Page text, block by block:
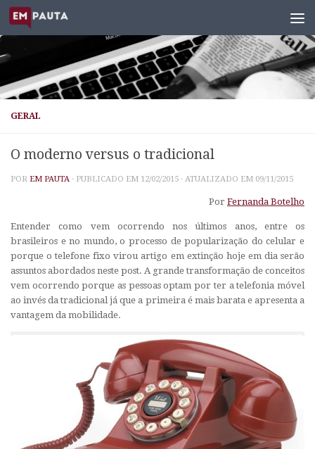
Skip to content
GERAL
O moderno versus o tradicional
POR EM PAUTA · PUBLICADO EM 12/02/2015 · ATUALIZADO EM 09/11/2015
Por Fernanda Botelho
Entender como vem ocorrendo nos últimos anos, entre os
brasileiros e no mundo, o processo de popularização do celular e
porque o telefone fixo virou artigo em extinção hoje em dia serão
assuntos abordados neste post. A grande transformação de conceitos
vem ocorrendo porque as pessoas optam por ter a telefonia móvel
ao invés da tradicional já que a primeira é mais barata e apresenta a
vantagem da mobilidade.